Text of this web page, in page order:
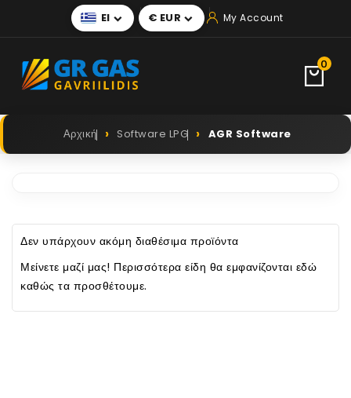
El  € EUR  My Account
0
Αρχική Software LPG AGR Software
Δεν υπάρχουν ακόμη διαθέσιμα προϊόντα
Μείνετε μαζί μας! Περισσότερα είδη θα εμφανίζονται εδώ
καθώς τα προσθέτουμε.